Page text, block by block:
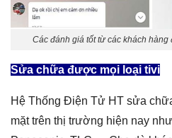
Các đánh giá tốt từ các khách
Sửa chữa được mọi loại tivi
Hệ Thống Điện Tử HT sửa
mặt trên thị trường hiện nay